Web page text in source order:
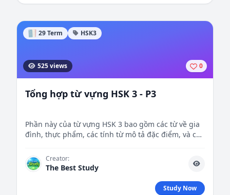
29 Term HSK3
525 views 0
Tổng hợp từ vựng HSK 3 - P3
Phần này của từ vựng HSK 3 bao gồm các từ về gia
đình, thực phẩm, các tính từ mô tả đặc điểm, và các
động, giúp người học phát triển khả năng diễn đạt
đa dạng hơn trong tiếng Trung.
Creator:
The Best Study
Study Now